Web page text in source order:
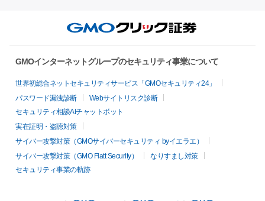
GMOインターネットグループのセキュリティ事業について
世界初総合ネットセキュリティサービス「GMOセキュリティ24」
パスワード漏洩診断
Webサイトリスク診断
セキュリティ相談AIチャットボット
実在証明・盗聴対策
サイバー攻撃対策（GMOサイバーセキュリティ byイエラエ）
サイバー攻撃対策（GMO Flatt Security）
なりすまし対策
セキュリティ事業の軌跡